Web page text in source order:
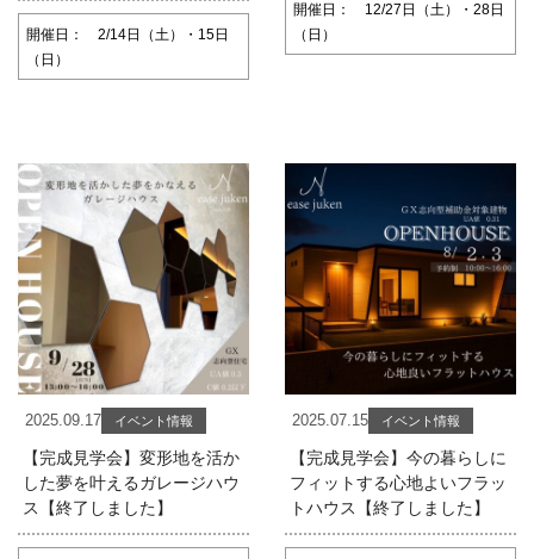
開催日： 2/14日（土）・15日
（日）
開催日： 12/27日（土）・28日
（日）
2025.09.17 イベント情報
【完成見学会】変形地を活か
した夢を叶えるガレージハウ
ス【終了しました】
2025.07.15 イベント情報
【完成見学会】今の暮らしに
フィットする心地よいフラッ
トハウス【終了しました】